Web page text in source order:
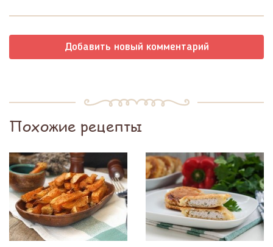
Добавить новый комментарий
Похожие рецепты